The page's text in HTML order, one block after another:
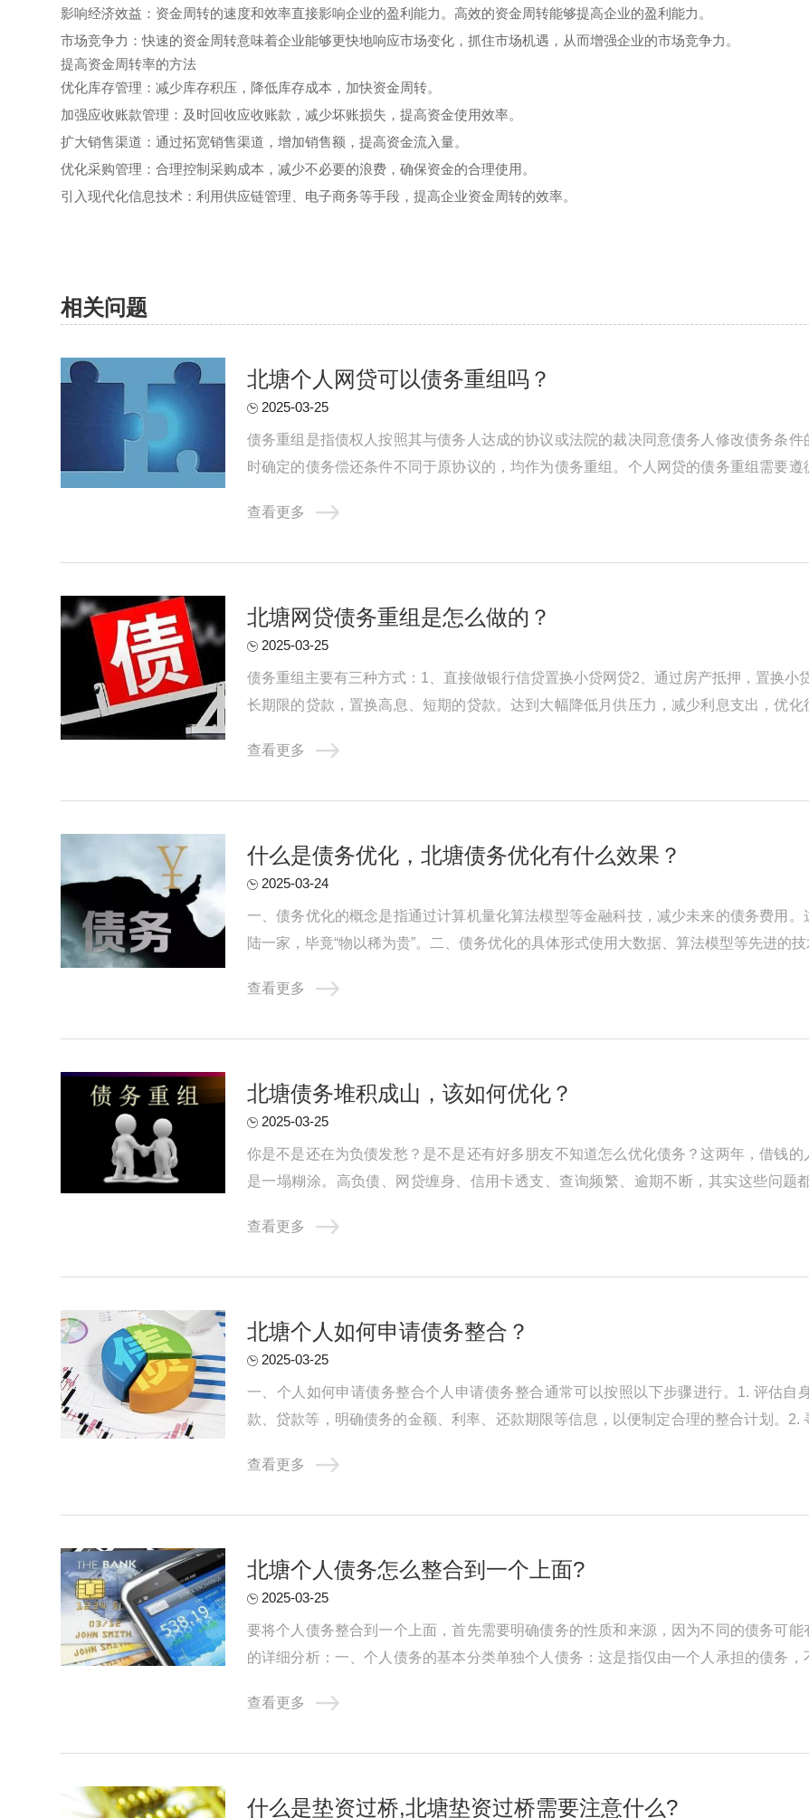
‌影响经济效益‌：资金周转的速度和效率直接影响企业的盈利能力。高效的资金周转能够提高企业的盈利能力‌。
‌市场竞争力‌：快速的资金周转意味着企业能够更快地响应市场变化，抓住市场机遇，从而增强企业的市场竞争力‌。
提高资金周转率的方法
‌优化库存管理‌：减少库存积压，降低库存成本，加快资金周转‌。
‌加强应收账款管理‌：及时回收应收账款，减少坏账损失，提高资金使用效率‌。
‌扩大销售渠道‌：通过拓宽销售渠道，增加销售额，提高资金流入量‌。
‌优化采购管理‌：合理控制采购成本，减少不必要的浪费，确保资金的合理使用‌。
‌引入现代化信息技术‌：利用供应链管理、电子商务等手段，提高企业资金周转的效率‌。
相关问题
北塘个人网贷可以债务重组吗？
2025-03-25
债务重组是指债权人按照其与债务人达成的协议或法院的裁决同意债务人修改债务条
时确定的债务偿还条件不同于原协议的，均作为债务重组。个人网贷的债务重组需要
查看更多
北塘网贷债务重组是怎么做的？
2025-03-25
债务重组主要有三种方式：1、直接做银行信贷置换小贷网贷2、通过房产抵押，置换小
长期限的贷款，置换高息、短期的贷款。达到大幅降低月供压力，减少利息支出，优
查看更多
什么是债务优化，北塘债务优化有什么效果？
2025-03-24
一、债务优化的概念是指通过计算机量化算法模型等金融科技，减少未来的债务费用
陆一家，毕竟“物以稀为贵”。二、债务优化的具体形式使用大数据、算法模型等先进的
查看更多
北塘债务堆积成山，该如何优化？
2025-03-25
你是不是还在为负债发愁？是不是还有好多朋友不知道怎么优化债务？这两年，借钱
是一塌糊涂。高负债、网贷缠身、信用卡透支、查询频繁、逾期不断，其实这些问题
查看更多
北塘个人如何申请债务整合？
2025-03-25
一、个人如何申请债务整合个人申请债务整合通常可以按照以下步骤进行。1. 评估自
款、贷款等，明确债务的金额、利率、还款期限等信息，以便制定合理的整合计划。
查看更多
‌北塘个人债务怎么整合到一个上面?
2025-03-25
要将个人债务整合到一个上面，首先需要明确债务的性质和来源，因为不同的债务可
的详细分析：一、个人债务的基本分类单独个人债务：这是指仅由一个人承担的债务
查看更多
什么是垫资过桥,北塘垫资过桥需要注意什么?